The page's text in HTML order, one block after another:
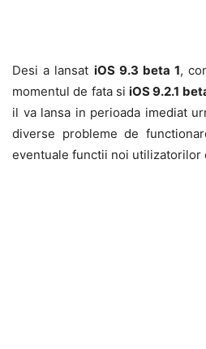
Desi a lansat iOS 9.3 beta 1,
momentul de fata siiOS 9.2.1
il va lansa in perioada imediat
diverse probleme de
eventuale functii noi utilizatorilor